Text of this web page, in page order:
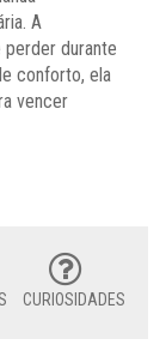
A
perder durante
conforto, ela
vencer
CURIOSIDADES